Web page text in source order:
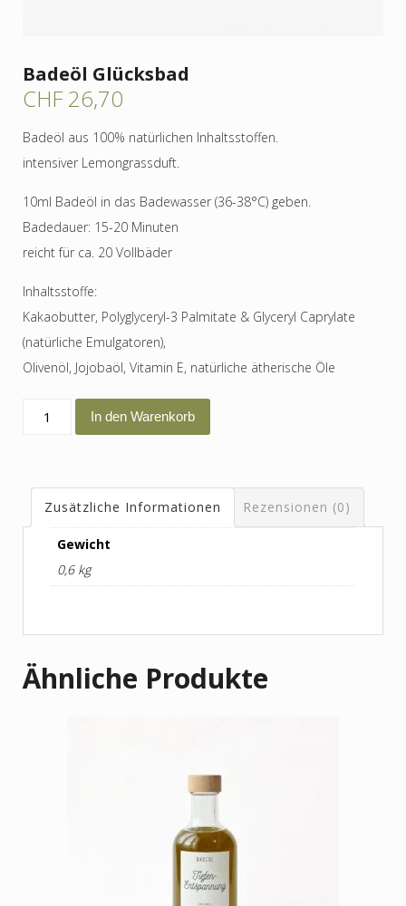
Badeöl Glücksbad
CHF26,70
Badeöl aus 100% natürlichen Inhaltsstoffen.
intensiver Lemongrassduft.
10ml Badeöl in das Badewasser (36-38°C) geben.
Badedauer: 15-20 Minuten
reicht für ca. 20 Vollbäder
Inhaltsstoffe:
Kakaobutter, Polyglyceryl-3 Palmitate & Glyceryl Caprylate
(natürliche Emulgatoren),
Olivenöl, Jojobaöl, Vitamin E, natürliche ätherische Öle
Badeöl
Glücksbad
In den Warenkorb
Zusätzliche Informationen Rezensionen (0)
Gewicht
0,6 kg
Ähnliche Produkte